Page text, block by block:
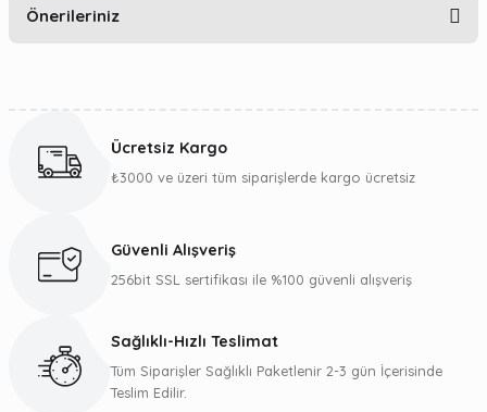
Önerileriniz
Görüş ve önerileriniz için teşekkür ederiz.
Ürün bilgilerinde hatalar bulunuyor.
Ücretsiz Kargo
₺3000 ve üzeri tüm siparişlerde kargo ücretsiz
Güvenli Alışveriş
256bit SSL sertifikası ile %100 güvenli alışveriş
Sağlıklı-Hızlı Teslimat
Tüm Siparişler Sağlıklı Paketlenir 2-3 gün İçerisinde
Teslim Edilir.